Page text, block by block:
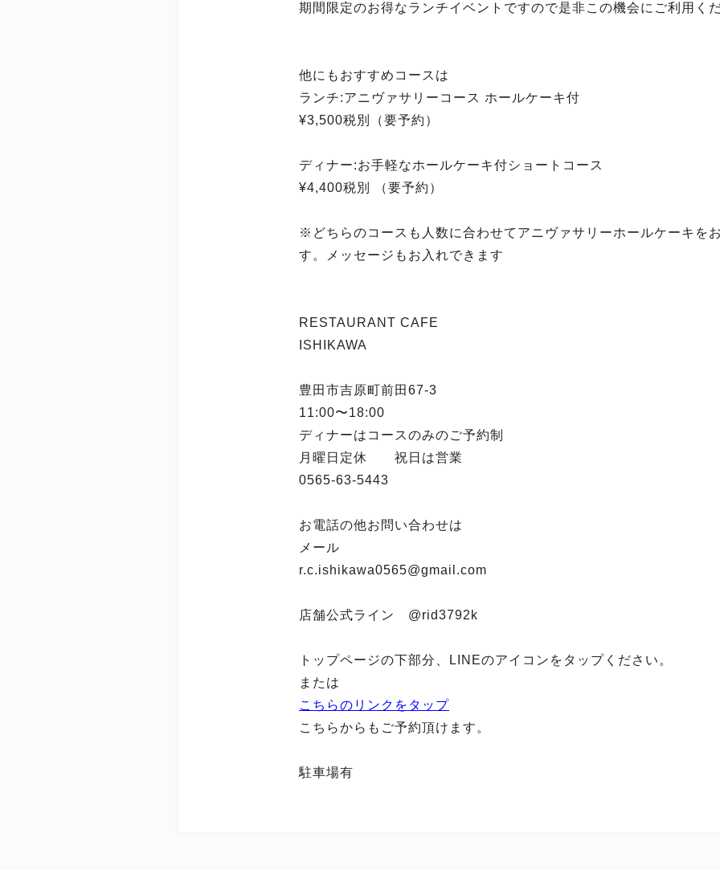
期間限定のお得なランチイベントですので是非この機会にご利用くだ
他にもおすすめコースは
ランチ:アニヴァサリーコース ホールケーキ付
¥3,500税別（要予約）
ディナー:お手軽なホールケーキ付ショートコース
¥4,400税別 （要予約）
※どちらのコースも人数に合わせてアニヴァサリーホールケーキを
す。メッセージもお入れできます
RESTAURANT CAFE
ISHIKAWA
豊田市吉原町前田67-3
11:00〜18:00
ディナーはコースのみのご予約制
月曜日定休 祝日は営業
0565-63-5443
お電話の他お問い合わせは
メール
r.c.ishikawa0565@gmail.com
店舗公式ライン @rid3792k
トップページの下部分、LINEのアイコンをタップください。
または
こちらのリンクをタップ
こちらからもご予約頂けます。
駐車場有